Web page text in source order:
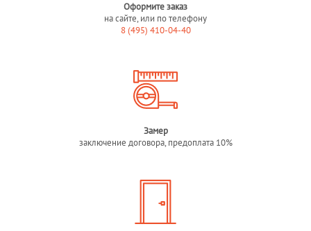
Оформите заказ
на сайте, или по телефону
8 (495) 410-04-40
Замер
заключение договора, предоплата 10%